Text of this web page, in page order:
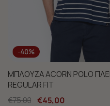
-40%
ΜΠΛΟΥΖΑ ACORN POLO
REGULAR FIT
€75,00 €45,00